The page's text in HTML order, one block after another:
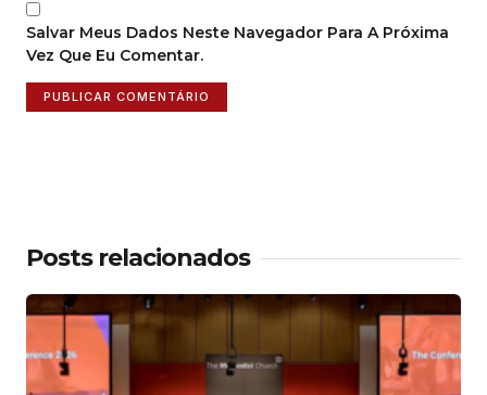
Salvar Meus Dados Neste Navegador Para A Próxima
Vez Que Eu Comentar.
Posts relacionados